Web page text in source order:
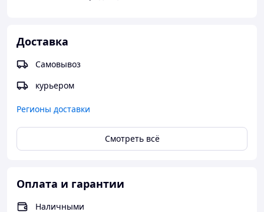
Доставка
Самовывоз
курьером
Регионы доставки
Смотреть всё
Оплата и гарантии
Наличными